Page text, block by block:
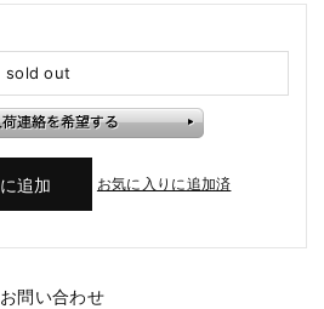
sold out
お気に入りに追加済
お問い合わせ